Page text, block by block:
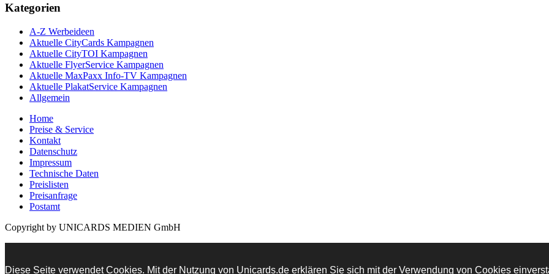
Kategorien
A-Z Werbeideen
Aktuelle CityCards Kampagnen
Aktuelle CityTOI Kampagnen
Aktuelle FlyerService Kampagnen
Aktuelle MaxPaxx Info-TV Kampagnen
Aktuelle PlakatService Kampagnen
Allgemein
Home
Preise & Service
Kontakt
Datenschutz
Impressum
Technische Daten
Preislisten
Preisanfrage
Postamt
Copyright by UNICARDS MEDIEN GmbH
Diese Seite verwendet Cookies. Mit der Nutzung von Unicards.de erklären Sie sich mit der Verwendung von Cookies